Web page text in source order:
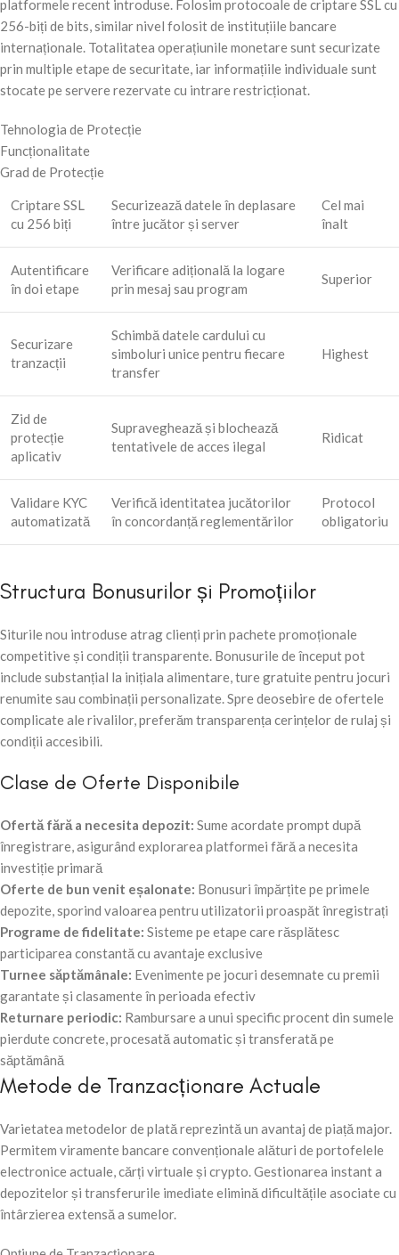
platformele recent introduse. Folosim protocoale de criptare SSL cu
256-biți de bits, similar nivel folosit de instituțiile bancare
internaționale. Totalitatea operațiunile monetare sunt securizate
prin multiple etape de securitate, iar informațiile individuale sunt
stocate pe servere rezervate cu intrare restricționat.
Tehnologia de Protecție
Funcționalitate
Grad de Protecție
Criptare SSL
cu 256 biți
Securizează datele în deplasare
între jucător și server
Cel mai
înalt
Autentificare
în doi etape
Verificare adițională la logare
prin mesaj sau program
Superior
Securizare
tranzacții
Schimbă datele cardului cu
simboluri unice pentru fiecare
transfer
Highest
Zid de
protecție
aplicativ
Supraveghează și blochează
tentativele de acces ilegal
Ridicat
Validare KYC
automatizată
Verifică identitatea jucătorilor
în concordanță reglementărilor
Protocol
obligatoriu
Structura Bonusurilor și Promoțiilor
Siturile nou introduse atrag clienți prin pachete promoționale
competitive și condiții transparente. Bonusurile de început pot
include substanțial la inițiala alimentare, ture gratuite pentru jocuri
renumite sau combinații personalizate. Spre deosebire de ofertele
complicate ale rivalilor, preferăm transparența cerințelor de rulaj și
condiții accesibili.
Clase de Oferte Disponibile
Ofertă fără a necesita depozit: Sume acordate prompt după
înregistrare, asigurând explorarea platformei fără a necesita
investiție primară
Oferte de bun venit eșalonate: Bonusuri împărțite pe primele
depozite, sporind valoarea pentru utilizatorii proaspăt înregistrați
Programe de fidelitate: Sisteme pe etape care răsplătesc
participarea constantă cu avantaje exclusive
Turnee săptămânale: Evenimente pe jocuri desemnate cu premii
garantate și clasamente în perioada efectiv
Returnare periodic: Rambursare a unui specific procent din sumele
pierdute concrete, procesată automatic și transferată pe
săptămână
Metode de Tranzacționare Actuale
Varietatea metodelor de plată reprezintă un avantaj de piață major.
Permitem viramente bancare convenționale alături de portofelele
electronice actuale, cărți virtuale și crypto. Gestionarea instant a
depozitelor și transferurile imediate elimină dificultățile asociate cu
întârzierea extensă a sumelor.